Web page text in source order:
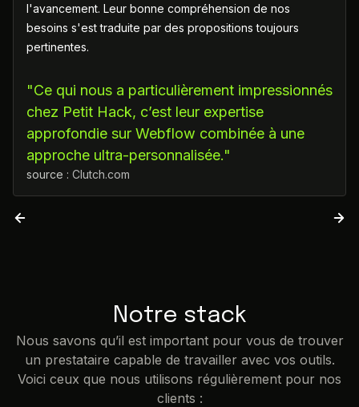
l'avancement. Leur bonne compréhension de nos
besoins s'est traduite par des propositions toujours
pertinentes.
"Ce qui nous a particulièrement impressionnés
chez Petit Hack, c’est leur expertise
approfondie sur Webflow combinée à une
approche ultra-personnalisée."
source : Clutch.com
Notre stack
Nous savons qu’il est important pour vous de trouver
un prestataire capable de travailler avec vos outils.
Voici ceux que nous utilisons régulièrement pour nos
clients :